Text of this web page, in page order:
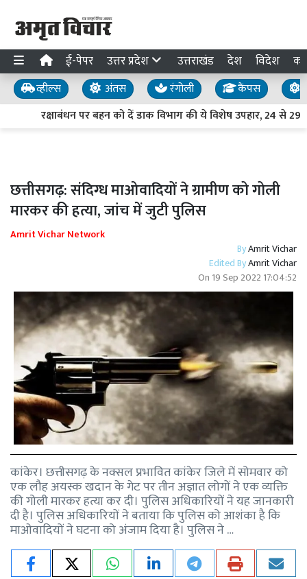
ई-पेपर उत्तर प्रदेश उत्तराखंड देश विदेश
व्हील्स अंतस रंगोली कैंपस
रक्षाबंधन पर बहन को दें डाक विभाग की ये विशेष उपहार, 24 से
छत्तीसगढ़: संदिग्ध माओवादियों ने ग्रामीण को गोली
मारकर की हत्या, जांच में जुटी पुलिस
Amrit Vichar Network
ByAmrit Vichar
Edited ByAmrit Vichar
On 19 Sep 2022 17:04:52
कांकेर। छत्तीसगढ़ के नक्सल प्रभावित कांकेर जिले में सोमवार को
एक लौह अयस्क खदान के गेट पर तीन अज्ञात लोगों ने एक व्यक्ति
की गोली मारकर हत्या कर दी। पुलिस अधिकारियों ने यह जानकारी
दी है। पुलिस अधिकारियों ने बताया कि पुलिस को आशंका है कि
माओवादियों ने घटना को अंजाम दिया है। पुलिस ने …